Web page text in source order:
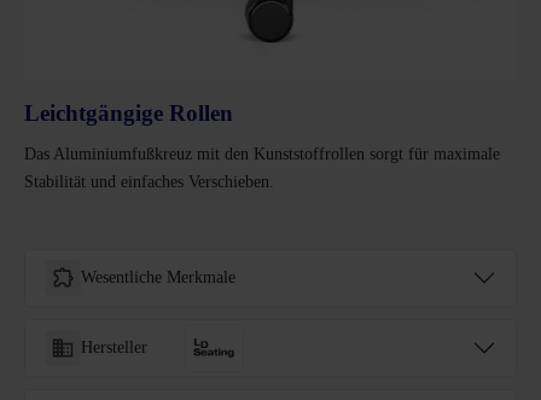
Leichtgängige Rollen
Das Aluminiumfußkreuz mit den Kunststoffrollen sorgt für maximale
Stabilität und einfaches Verschieben.
Wesentliche Merkmale
Hersteller